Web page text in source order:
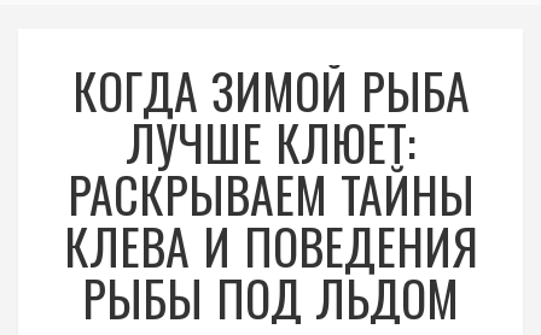
КОГДА ЗИМОЙ РЫБА
ЛУЧШЕ КЛЮЕТ:
РАСКРЫВАЕМ ТАЙНЫ
КЛЕВА И ПОВЕДЕНИЯ
РЫБЫ ПОД ЛЬДОМ